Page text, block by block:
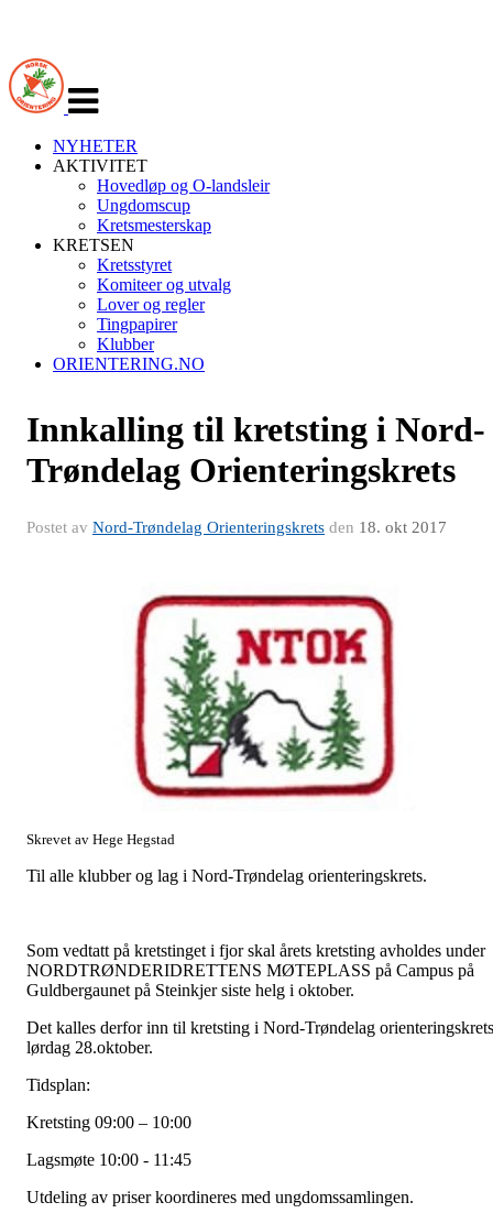
navigasjon
NYHETER
AKTIVITET
Hovedløp og O-landsleir
Ungdomscup
Kretsmesterskap
KRETSEN
Kretsstyret
Komiteer og utvalg
Lover og regler
Tingpapirer
Klubber
ORIENTERING.NO
Innkalling til kretsting i Nord-
Trøndelag Orienteringskrets
Postet av Nord-Trøndelag Orienteringskrets den 18. okt 2017
Skrevet av Hege Hegstad
Til alle klubber og lag i Nord-Trøndelag orienteringskrets.
Som vedtatt på kretstinget i fjor skal årets kretsting avholdes under
NORDTRØNDERIDRETTENS MØTEPLASS på Campus på
Guldbergaunet på Steinkjer siste helg i oktober.
Det kalles derfor inn til kretsting i Nord-Trøndelag orienteringskrets
lørdag 28.oktober.
Tidsplan:
Kretsting 09:00 – 10:00
Lagsmøte 10:00 - 11:45
Utdeling av priser koordineres med ungdomssamlingen.